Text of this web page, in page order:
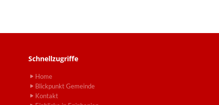
Schnellzugriffe
Home
Blickpunkt Gemeinde
Kontakt